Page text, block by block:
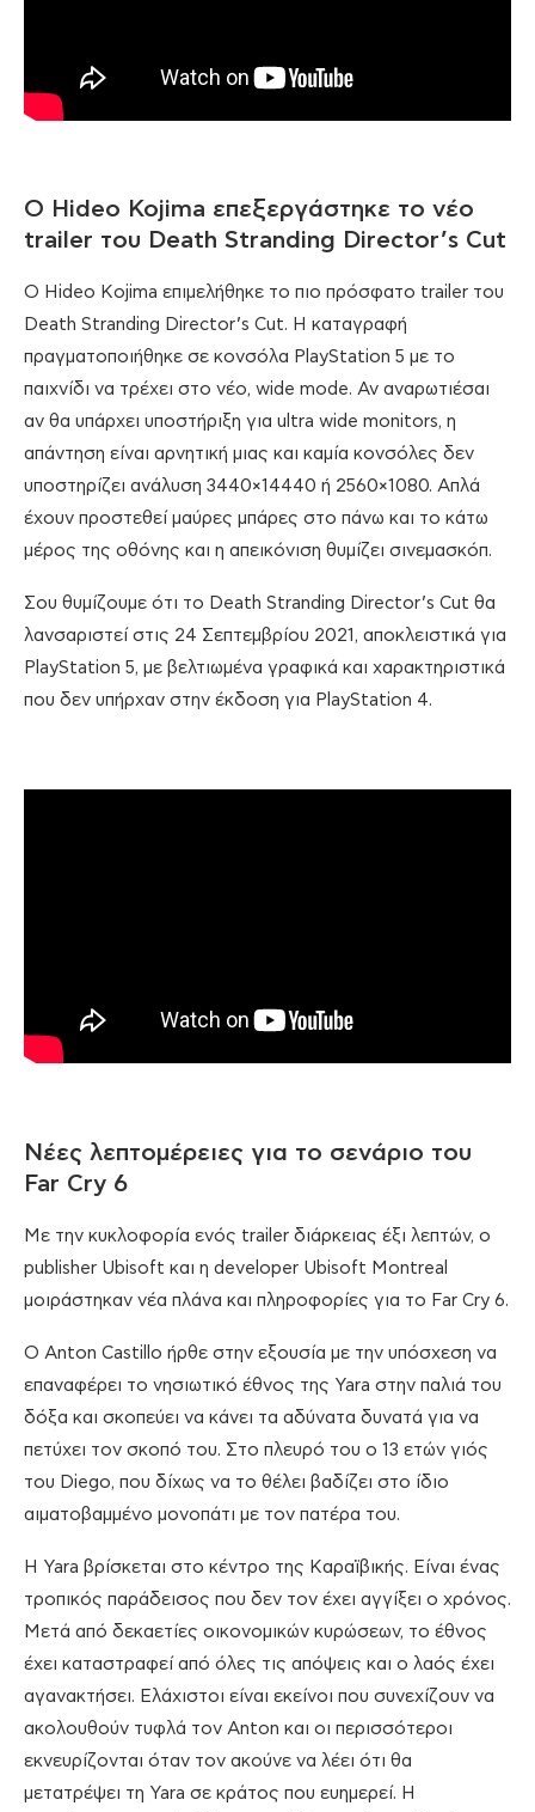
O Hideo Kojima επεξεργάστηκε το νέο
trailer του Death Stranding Director’s Cut
O Hideo Kojima επιμελήθηκε το πιο πρόσφατο trailer του
Death Stranding Director’s Cut. Η καταγραφή
πραγματοποιήθηκε σε κονσόλα PlayStation 5 με το
παιχνίδι να τρέχει στο νέο, wide mode. Αν αναρωτιέσαι
αν θα υπάρχει υποστήριξη για ultra wide monitors, η
απάντηση είναι αρνητική μιας και καμία κονσόλες δεν
υποστηρίζει ανάλυση 3440×14440 ή 2560×1080. Απλά
έχουν προστεθεί μαύρες μπάρες στο πάνω και το κάτω
μέρος της οθόνης και η απεικόνιση θυμίζει σινεμασκόπ.
Σου θυμίζουμε ότι το Death Stranding Director’s Cut θα
λανσαριστεί στις 24 Σεπτεμβρίου 2021, αποκλειστικά για
PlayStation 5, με βελτιωμένα γραφικά και χαρακτηριστικά
που δεν υπήρχαν στην έκδοση για PlayStation 4.
Νέες λεπτομέρειες για το σενάριο του
Far Cry 6
Με την κυκλοφορία ενός trailer διάρκειας έξι λεπτών, o
publisher Ubisoft και η developer Ubisoft Montreal
μοιράστηκαν νέα πλάνα και πληροφορίες για το Far Cry 6.
Ο Anton Castillo ήρθε στην εξουσία με την υπόσχεση να
επαναφέρει το νησιωτικό έθνος της Yara στην παλιά του
δόξα και σκοπεύει να κάνει τα αδύνατα δυνατά για να
πετύχει τον σκοπό του. Στο πλευρό του ο 13 ετών γιός
του Diego, που δίχως να το θέλει βαδίζει στο ίδιο
αιματοβαμμένο μονοπάτι με τον πατέρα του.
Η Yara βρίσκεται στο κέντρο της Καραϊβικής. Είναι ένας
τροπικός παράδεισος που δεν τον έχει αγγίξει ο χρόνος.
Μετά από δεκαετίες οικονομικών κυρώσεων, το έθνος
έχει καταστραφεί από όλες τις απόψεις και ο λαός έχει
αγανακτήσει. Ελάχιστοι είναι εκείνοι που συνεχίζουν να
ακολουθούν τυφλά τον Anton και οι περισσότεροι
εκνευρίζονται όταν τον ακούνε να λέει ότι θα
μετατρέψει τη Yara σε κράτος που ευημερεί. Η